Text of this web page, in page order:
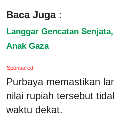
Baca Juga :
Langgar Gencatan
Anak Gaza
Sponsored
Purbaya memastikan
nilai rupiah tersebut
waktu dekat.